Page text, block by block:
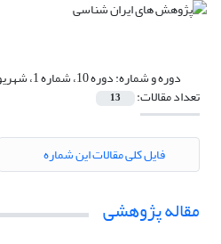
دوره و شماره:دوره 10، شماره 1، شهریور 1399، صفحه 1-280
تعداد مقالات: 13
فایل کلی مقالات این شماره
مقاله پژوهشی